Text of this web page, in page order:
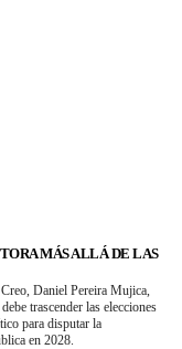
MÁS ALLÁ DE LAS
Daniel Pereira Mujica,
trascender las elecciones
para disputar la
en 2028.